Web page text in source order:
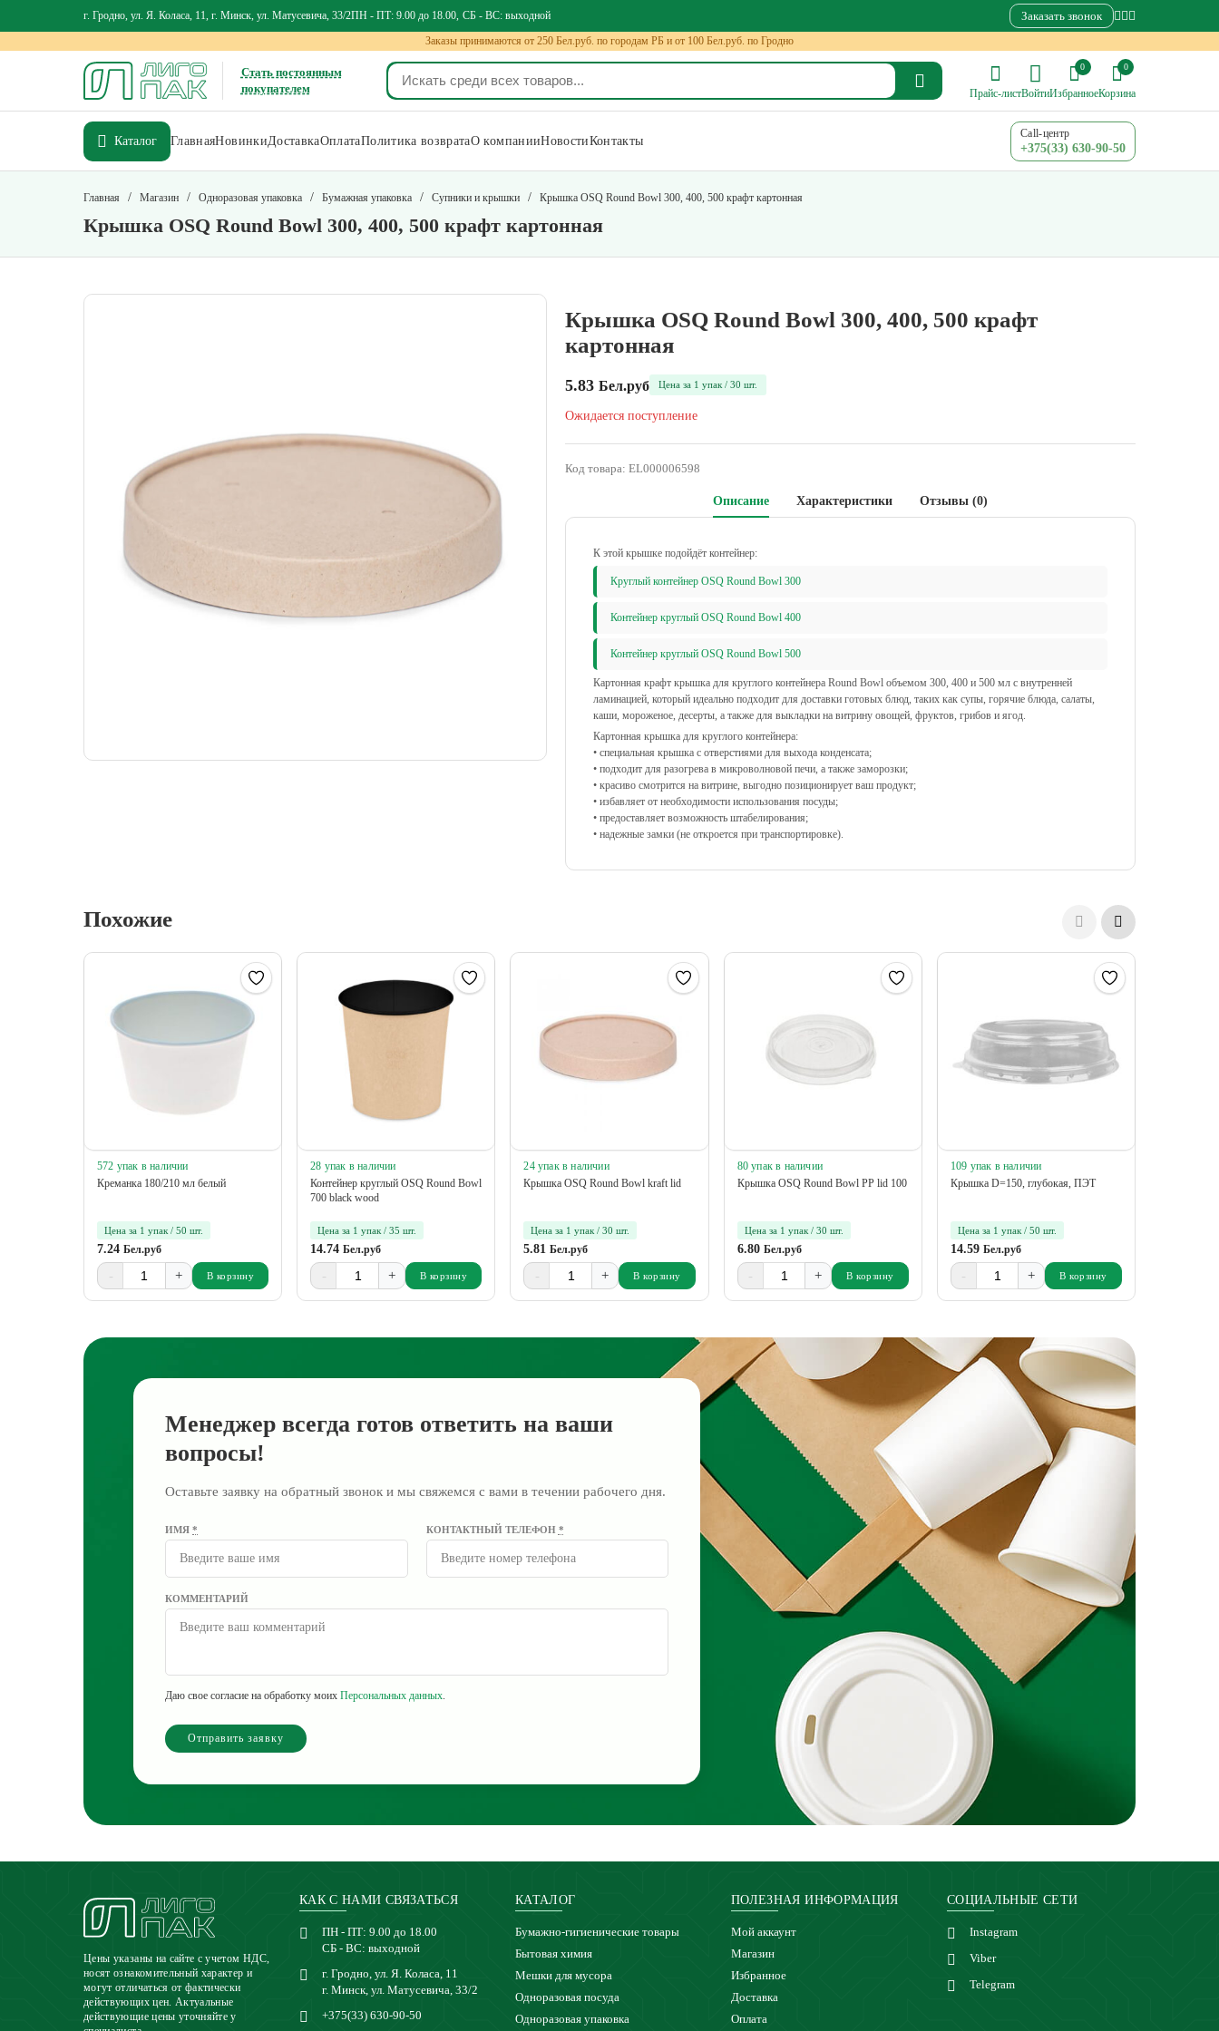
г. Гродно, ул. Я. Коласа, 11, г. Минск, ул. Матусевича, 33/2ПН - ПТ: 9.00 до 18.00 СБ - ВС: выходной Заказать звонок
Заказы принимаются от 250 Бел.руб. по городам РБ и от 100 Бел.руб. по Гродно
Стать постоянным
покупателем
Прайс-листВойти
0
Избранное
0
Корзина
Каталог ГлавнаяНовинкиДоставкаОплатаПолитика возвратаО компанииНовостиКонтакты
Call-центр
+375(33) 630-90-50
Главная / Магазин / Одноразовая упаковка / Бумажная упаковка / Супники и крышки / Крышка OSQ Round Bowl 300, 400, 500 крафт картонная
Крышка OSQ Round Bowl 300, 400, 500 крафт картонная
Крышка OSQ Round Bowl 300, 400, 500 крафт
картонная
5.83 Бел.руб Цена за 1 упак / 30 шт.
Ожидается поступление
Код товара: EL000006598
Описание Характеристики Отзывы (0)
К этой крышке подойдёт контейнер:
Круглый контейнер OSQ Round Bowl 300
Контейнер круглый OSQ Round Bowl 400
Контейнер круглый OSQ Round Bowl 500
Картонная крафт крышка для круглого контейнера Round Bowl объемом 300, 400 и 500 мл с внутренней
ламинацией, который идеально подходит для доставки готовых блюд, таких как супы, горячие блюда, салаты,
каши, мороженое, десерты, а также для выкладки на витрину овощей, фруктов, грибов и ягод.
Картонная крышка для круглого контейнера:
• специальная крышка с отверстиями для выхода конденсата;
• подходит для разогрева в микроволновой печи, а также заморозки;
• красиво смотрится на витрине, выгодно позиционирует ваш продукт;
• избавляет от необходимости использования посуды;
• предоставляет возможность штабелирования;
• надежные замки (не откроется при транспортировке).
Похожие
572 упак в наличии
Креманка 180/210 мл белый
Цена за 1 упак / 50 шт.
7.24 Бел.руб
- + В корзину
28 упак в наличии
Контейнер круглый OSQ Round Bowl
700 black wood
Цена за 1 упак / 35 шт.
14.74Бел.руб
- + В корзину
24 упак в наличии
Крышка OSQ Round Bowl kraft lid
Цена за 1 упак / 30 шт.
5.81Бел.руб
- + В корзину
80 упак в наличии
Крышка OSQ Round Bowl PP lid 100
Цена за 1 упак / 30 шт.
6.80 Бел.руб
- + В корзину
109 упак в наличии
Крышка D=150, глубокая, ПЭТ
Цена за 1 упак / 50 шт.
14.59 Бел.руб
- + В корзину
Менеджер всегда готов ответить на ваши
вопросы!
Оставьте заявку на обратный звонок и мы свяжемся с вами в течении рабочего дня.
ИМЯ * КОНТАКТНЫЙ ТЕЛЕФОН *
КОММЕНТАРИЙ
Даю свое согласие на обработку моих Персональных данных.
Отправить заявку
Цены указаны на сайте с учетом НДС,
носят ознакомительный характер и
могут отличаться от фактически
действующих цен. Актуальные
действующие цены уточняйте у
КАК С НАМИ СВЯЗАТЬСЯ
ПН - ПТ: 9.00 до 18.00
СБ - ВС: выходной
г. Гродно, ул. Я. Коласа, 11
г. Минск, ул. Матусевича, 33/2
+375(33) 630-90-50
КАТАЛОГ
Бумажно-гигиенические товары
Бытовая химия
Мешки для мусора
Одноразовая посуда
Одноразовая упаковка
ПОЛЕЗНАЯ ИНФОРМАЦИЯ
Мой аккаунт
Магазин
Избранное
Доставка
Оплата
СОЦИАЛЬНЫЕ СЕТИ
Instagram
Viber
Telegram